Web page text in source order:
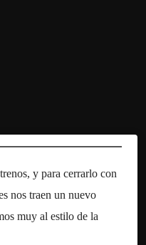
y para cerrarlo con
nos traen un nuevo
muy al estilo de la